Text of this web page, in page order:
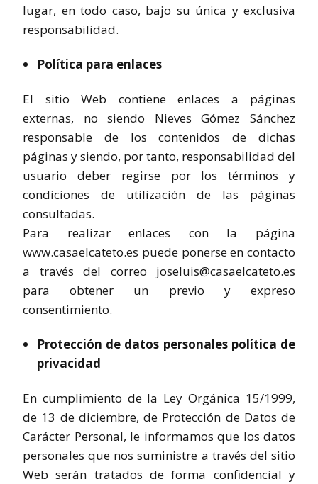
lugar, en todo caso, bajo su única y exclusiva
responsabilidad.
Política para enlaces
El sitio Web contiene enlaces a páginas
externas, no siendo Nieves Gómez Sánchez
responsable de los contenidos de dichas
páginas y siendo, por tanto, responsabilidad del
usuario deber regirse por los términos y
condiciones de utilización de las páginas
consultadas.
Para realizar enlaces con la página
www.casaelcateto.es puede ponerse en contacto
a través del correo joseluis@casaelcateto.es
para obtener un previo y expreso
consentimiento.
Protección de datos personales política de
privacidad
En cumplimiento de la Ley Orgánica 15/1999,
de 13 de diciembre, de Protección de Datos de
Carácter Personal, le informamos que los datos
personales que nos suministre a través del sitio
Web serán tratados de forma confidencial y